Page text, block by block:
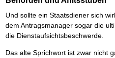
Und sollte ein Staatsdiener sich
dem Antragsmanager sogar die
die Dienstaufsichtsbeschwerde.
Das alte Sprichwort ist zwar nicht